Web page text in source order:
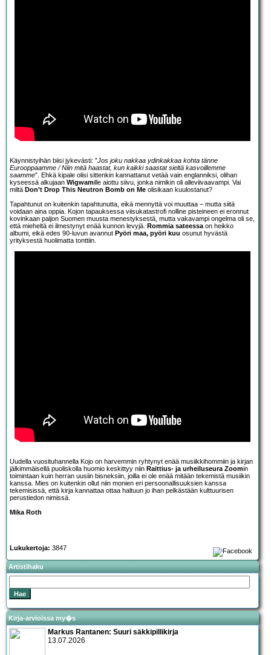
Käynnistyihän biisi jykevästi: ”Jos joku nakkaa ydinkakkaa kohta tänne
Eurooppaamme / Niin mitä haastat, kun kaikki saastat sieltä kasvoillemme
saamme”. Ehkä kipale olisi sittenkin kannattanut vetää vain englanniksi, olihan
kyseessä alkujaan Wigwamille aiottu siivu, jonka nimikin oli alleviivaavampi. Vai
miltä Don’t Drop This Neutron Bomb on Me olisikaan kuulostanut?
Tapahtunut on kuitenkin tapahtunutta, eikä mennyttä voi muuttaa – mutta siitä
voidaan aina oppia. Kojon tapauksessa viisukatastrofi nolline pisteineen ei eronnut
kovinkaan paljon Suomen muusta menestyksestä, mutta vakavampi ongelma oli se,
että mieheltä ei ilmestynyt enää kunnon levyjä. Rommia sateessaon heikko
albumi, eikä edes 90-luvun avannut Pyöri maa, pyöri kuu osunut hyvästä
yrityksestä huolimatta tonttiin.
Uudella vuosituhannella Kojo on harvemmin ryhtynyt enää musiikkihommiin ja kirjan
jälkimmäisellä puoliskolla huomio keskittyy niin Raittius- ja urheiluseura Zoomin
toimintaan kuin herran uusiin bisneksiin, joilla ei ole enää mitään tekemistä musiikin
kanssa. Mies on kuitenkin ollut niin monien eri persoonallisuuksien kanssa
tekemisissä, että kirja kannattaa ottaa haltuun jo ihan pelkästään kulttuurisen
perustiedon nimissä.
Mika Roth
Lukukertoja: 3847
Artistihaku
Kirja-arvioissa my�s
Markus Rantanen: Suuri säkkipillikirja
13.07.2026